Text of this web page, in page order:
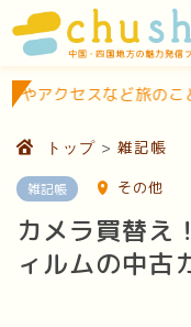
のことをはじめ、人
トップ > 雑記帳
雑記帳 その他
カメラ買替え
ィルムの中古